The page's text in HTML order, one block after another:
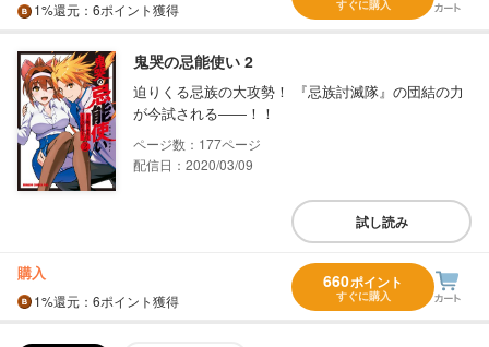
1%還元 ：6ポイント獲得 すぐに購入
鬼哭の忌能使い 2
迫りくる忌族の大攻勢！ 『忌族討滅隊』の団結の力
が今試される――！！
177
配信日：2020/03/09
試し読み
購入
1%還元 ：6ポイント獲得
660ポイント
すぐに購入